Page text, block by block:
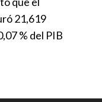
21,619
% del PIB